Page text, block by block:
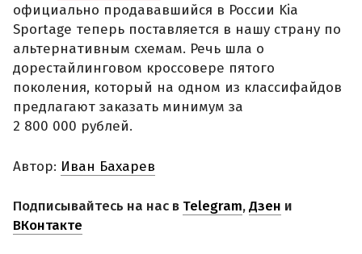
официально продававшийся в России Kia
Sportage теперь поставляется в нашу страну по
альтернативным схемам. Речь шла о
дорестайлинговом кроссовере пятого
поколения, который на одном из классифайдов
предлагают заказать минимум за
2 800 000 рублей.
Автор: Иван Бахарев
Подписывайтесь на нас в Telegram,Дзен и
ВКонтакте